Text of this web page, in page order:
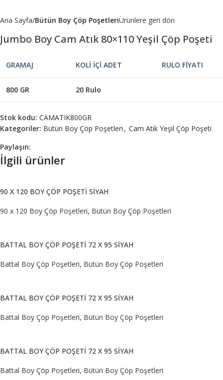
Ana Sayfa Bütün Boy Çöp PoşetleriÜrünlere geri dön
Jumbo Boy Cam Atık 80×110 Yeşil Çöp Poşeti
GRAMAJ KOLİ İÇİ ADET RULO FİYATI
800 GR 20 Rulo
Stok kodu: CAMATIK800GR
Kategoriler: Bütün Boy Çöp Poşetleri , Cam Atık Yeşil Çöp Poşeti
Paylaşın:
İlgili ürünler
90 X 120 BOY ÇÖP POŞETİ SİYAH
90 x 120 Boy Çöp Poşetleri, Bütün Boy Çöp Poşetleri
BATTAL BOY ÇÖP POŞETİ 72 X 95 SİYAH
Battal Boy Çöp Poşetleri, Bütün Boy Çöp Poşetleri
BATTAL BOY ÇÖP POŞETİ 72 X 95 SİYAH
Battal Boy Çöp Poşetleri, Bütün Boy Çöp Poşetleri
BATTAL BOY ÇÖP POŞETİ 72 X 95 SİYAH
Battal Boy Çöp Poşetleri, Bütün Boy Çöp Poşetleri